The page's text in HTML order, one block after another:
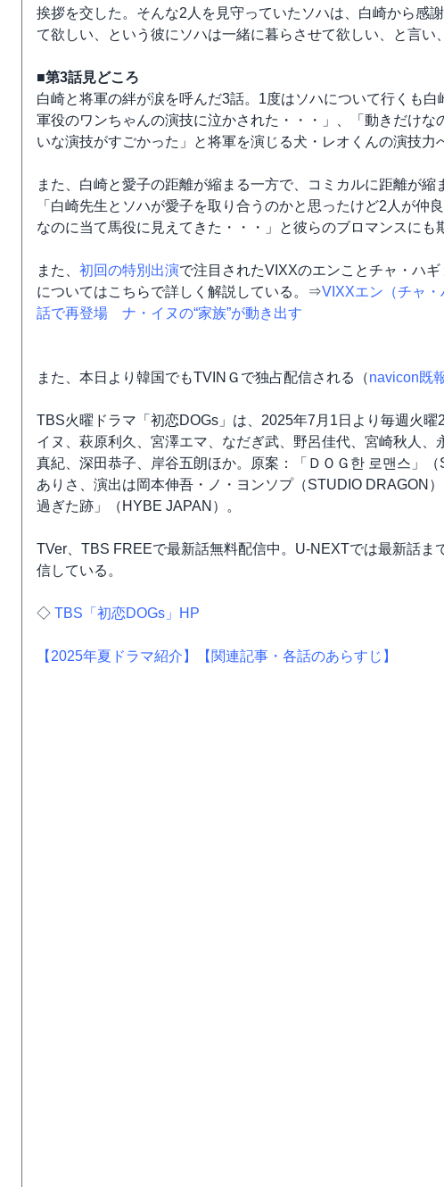
挨拶を交した。そんな2人を見守っていたソハは、白崎から感
て欲しい、という彼にソハは一緒に暮らさせて欲しい、と言い
■第3話見どころ
白崎と将軍の絆が涙を呼んだ3話。1度はソハについて行くも
軍役のワンちゃんの演技に泣かされた・・・」、「動きだけ
いな演技がすごかった」と将軍を演じる犬・レオくんの演技力
また、白崎と愛子の距離が縮まる一方で、コミカルに距離が縮
「白崎先生とソハが愛子を取り合うのかと思ったけど2人が仲
なのに当て馬役に見えてきた・・・」と彼らのブロマンスにも
また、 初回の特別出演で注目されたVIXXのエンことチャ・ハ
についてはこちらで詳しく解説している。⇒VIXXエン（チャ
話で再登場 ナ・イヌの“家族”が動き出す
また、本日より韓国でもTVINＧで独占配信される（navicon既
TBS火曜ドラマ「初恋DOGs」は、2025年7月1日より毎週火
イヌ、萩原利久、宮澤エマ、なだぎ武、野呂佳代、宮崎秋人
真紀、深田恭子、岸谷五朗ほか。原案：「ＤＯＧ한 로맨스」
ありさ、演出は岡本伸吾・ノ・ヨンソプ（STUDIO DRAGON
過ぎた跡」（HYBE JAPAN）。
TVer、TBS FREEで最新話無料配信中。U-NEXTでは最新話
信している。
◇ TBS「初恋DOGs」HP
【2025年夏ドラマ紹介】 【関連記事・各話のあらすじ】